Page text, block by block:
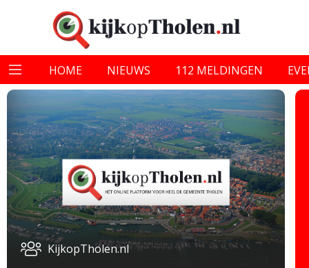
HOME NIEUWS 112 MELDINGEN
KijkopTholen.nl